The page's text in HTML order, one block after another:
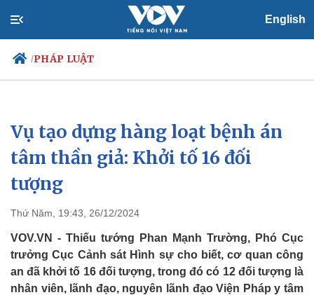
English
/PHÁP LUẬT
Chính trị
Đảng
Tổ chức nhân sự
Quốc hội
Nhận diện sự thật
Xã hội
Tin 24h
Dự báo thời tiết
Vụ tạo dựng hàng loạt bệnh án
tâm thần giả: Khởi tố 16 đối
tượng
Thứ Năm, 19:43, 26/12/2024
VOV.VN - Thiếu tướng Phan Mạnh Trường, Phó Cục
trưởng Cục Cảnh sát Hình sự cho biết, cơ quan công
an đã khởi tố 16 đối tượng, trong đó có 12 đối tượng là
nhân viên, lãnh đạo, nguyên lãnh đạo Viện Pháp y tâm